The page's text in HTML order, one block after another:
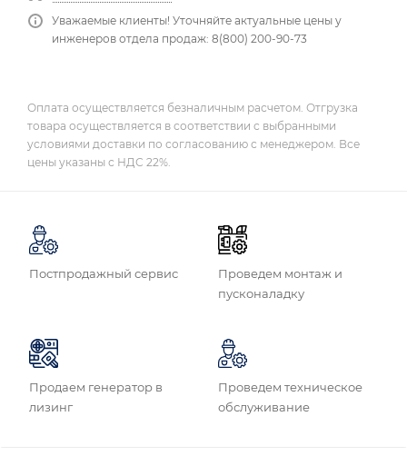
Уважаемые клиенты! Уточняйте актуальные цены у
инженеров отдела продаж: 8(800) 200-90-73
Оплата осуществляется безналичным расчетом. Отгрузка
товара осуществляется в соответствии с выбранными
условиями доставки по согласованию с менеджером. Все
цены указаны с НДС 22%.
Постпродажный сервис
Проведем монтаж и
пусконаладку
Продаем генератор в
лизинг
Проведем техническое
обслуживание